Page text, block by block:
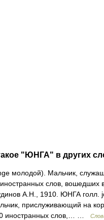
"ЮНГА" в других
молодой). Мальчик,
слов, вошедших
А.Н., 1910. ЮНГА голл.
прислуживающий на
иностранных слов,… …